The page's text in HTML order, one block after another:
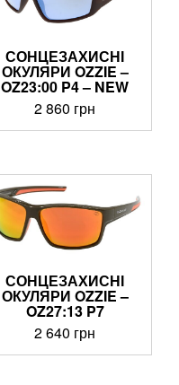
СОНЦЕЗАХИСНІ
ОКУЛЯРИ OZZIE –
OZ23:00 P4 – NEW
2 860 грн
СОНЦЕЗАХИСНІ
ОКУЛЯРИ OZZIE –
OZ27:13 P7
2 640 грн